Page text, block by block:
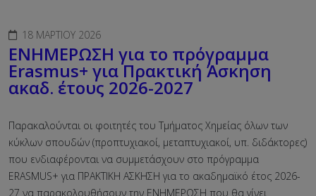
18 ΜΑΡΤΊΟΥ 2026
ΕΝΗΜΕΡΩΣΗ για το πρόγραμμα
Erasmus+ για Πρακτική Άσκηση
ακαδ. έτους 2026-2027
Παρακαλούνται οι φοιτητές του Τμήματος Χημείας όλων των
κύκλων σπουδών (προπτυχιακοί, μεταπτυχιακοί, υπ. διδάκτορες)
που ενδιαφέρονται να συμμετάσχουν στο πρόγραμμα
ERASMUS+ για ΠΡΑΚΤΙΚΗ ΑΣΚΗΣΗ για το ακαδημαϊκό έτος 2026-
27 να παρακολουθήσουν την ΕΝΗΜΕΡΩΣΗ που θα γίνει